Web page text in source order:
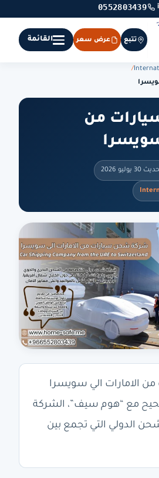
0552803439
تتبع عرض سعر القائمة
/
من
سويسرا
يوليو 2026
الامارات الي سويسرا
مع “هوم سيف”، الشركة
الدولي التي تجمع بين